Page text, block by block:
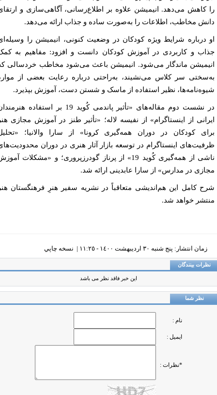
کاهش می‌دهد. انیمیشن علاوه بر اطلاع‌رسانی، آگاهی‌سازی و ارتقای
مخاطب، اطلاعات را به‌صورت ساده و جذاب ارائه می‌دهد.
درباره شرایط ویژه کودکان در وضعیت کنونی، انیمیشن را وسیله‌ای
و کاربردی در آموزش کودکان دانست و افزود: مفاهیم به کمک
ماندگار می‌شود. انیمیشن باعث می‌شود مخاطب خردسالی که
سر کلاس می‌نشیند، به‌راحتی درباره رعایت بعضی از موارد
نظیر استفاده از ماسک و شستن دست، آموزش بپذیرد.
در نشست دوم مقاله‌های «تأثیر پاندمی کُوید 19 بر استفاده هنرمندان
از اینستاگرام» از نفیسه لاله؛ «تأثیر طنز در آموزش مجازی هنر
کودکان در دوران همه‌گیری کرونا» از سارا والانیا؛ «تحلیل
اینستاگرام در توسعه بازار آثار هنری در دوران محدودیت‌های
ناشی از همه‌گیری کُوید 19» از پرناز گودرزپروری؛ و «مشکلات آموزش
در مدارس» از سارا عابدینی ارائه شد.
کامل این هم‌اندیشی متعاقباً در نشریه سفیر هنرِ فرهنگستان هنر
خواهد شد.
زمان انتشار: پنج شنبه ٣٠ ارديبهشت ١٤٠٠ - ١١:٢٥ | نسخه چاپي
بینندگان
این خبر فاقد نظر می باشد
نظر شما
نام :
ایمیل :
*نظرات :